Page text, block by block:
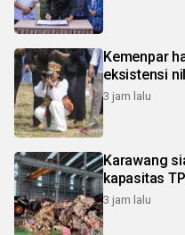
Kemenpar
eksistensi
3 jam lalu
Karawang
kapasitas
3 jam lalu